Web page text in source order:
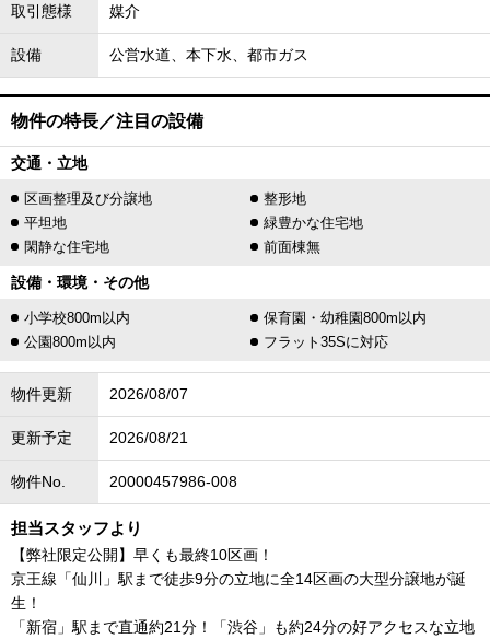
取引態様 媒介
設備 公営水道、本下水、都市ガス
物件の特長／注目の設備
交通・立地
区画整理及び分譲地
整形地
平坦地
緑豊かな住宅地
閑静な住宅地
前面棟無
設備・環境・その他
小学校800m以内
保育園・幼稚園800m以内
公園800m以内
フラット35Sに対応
物件更新 2026/08/07
更新予定 2026/08/21
物件No. 20000457986-008
担当スタッフより
【弊社限定公開】早くも最終10区画！
京王線「仙川」駅まで徒歩9分の立地に全14区画の大型分譲地が誕
生！
「新宿」駅まで直通約21分！「渋谷」も約24分の好アクセスな立地